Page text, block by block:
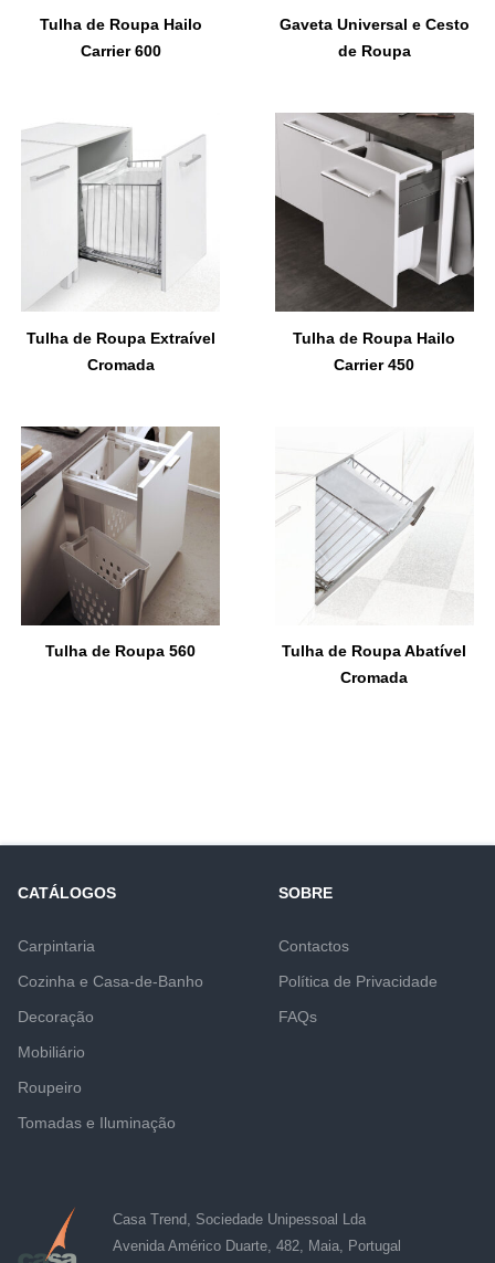
Tulha de Roupa Hailo
Carrier 600
Gaveta Universal e Cesto
de Roupa
Tulha de Roupa Extraível
Cromada
Tulha de Roupa Hailo
Carrier 450
Tulha de Roupa 560
Tulha de Roupa Abatível
Cromada
CATÁLOGOS
Carpintaria
Cozinha e Casa-de-Banho
Decoração
Mobiliário
Roupeiro
Tomadas e Iluminação
SOBRE
Contactos
Política de Privacidade
FAQs
Casa Trend, Sociedade Unipessoal Lda
Avenida Américo Duarte, 482, Maia, Portugal